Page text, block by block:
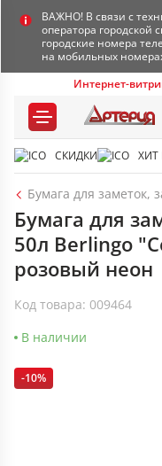
ВАЖНО! В связи с
оператора городской
городские номера
на мобильных
Интернет-
СКИДКИ
Бумага для заметок,
Бумага для
50л Berlingo
розовый неон
Код товара: 009464
В наличии
-10%